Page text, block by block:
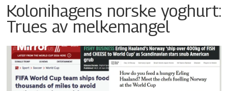
Kolonihagens norske yoghurt:
Trues av melkemangel